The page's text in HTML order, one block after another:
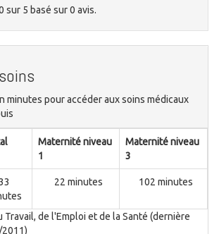
sur 5 basé sur0 avis.
minutes pour accéder aux soins médicaux
Maternité niveau
1
Maternité niveau
3
22 minutes 102 minutes
de l'Emploi et de la Santé (dernière